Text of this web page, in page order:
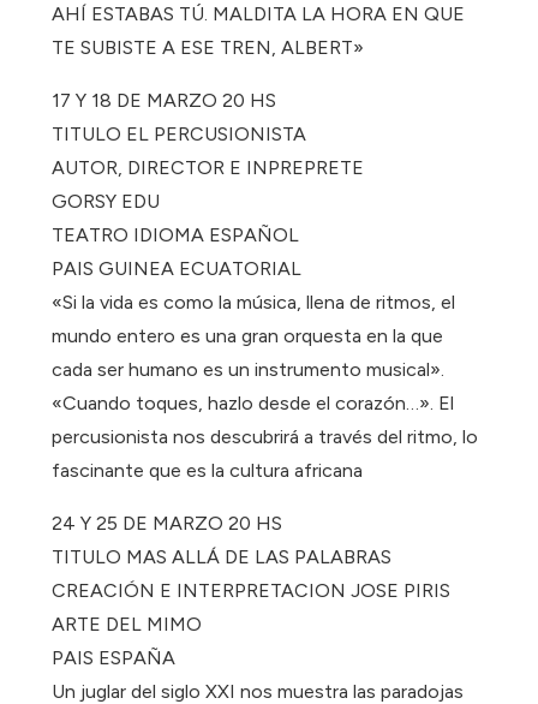
AHÍ ESTABAS TÚ. MALDITA LA HORA EN QUE
TE SUBISTE A ESE TREN, ALBERT»
17 Y 18 DE MARZO 20 HS
TITULO EL PERCUSIONISTA
AUTOR, DIRECTOR E INPREPRETE
GORSY EDU
TEATRO IDIOMA ESPAÑOL
PAIS GUINEA ECUATORIAL
«Si la vida es como la música, llena de ritmos, el
mundo entero es una gran orquesta en la que
cada ser humano es un instrumento musical».
«Cuando toques, hazlo desde el corazón…». El
percusionista nos descubrirá a través del ritmo, lo
fascinante que es la cultura africana
24 Y 25 DE MARZO 20 HS
TITULO MAS ALLÁ DE LAS PALABRAS
CREACIÓN E INTERPRETACION JOSE PIRIS
ARTE DEL MIMO
PAIS ESPAÑA
Un juglar del siglo XXI nos muestra las paradojas